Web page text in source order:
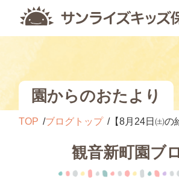
園からのおたより
TOP ブログトップ 【8月24日㈯の
観音新町園ブ